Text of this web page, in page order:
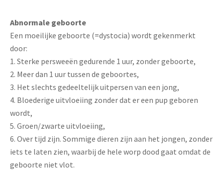
Abnormale geboorte
Een moeilijke geboorte (=dystocia) wordt gekenmerkt
door:
1. Sterke persweeën gedurende 1 uur, zonder geboorte,
2. Meer dan 1 uur tussen de geboortes,
3. Het slechts gedeeltelijk uitpersen van een jong,
4. Bloederige uitvloeiing zonder dat er een pup geboren
wordt,
5. Groen/zwarte uitvloeiing,
6. Over tijd zijn. Sommige dieren zijn aan het jongen, zonder
iets te laten zien, waarbij de hele worp dood gaat omdat de
geboorte niet vlot.